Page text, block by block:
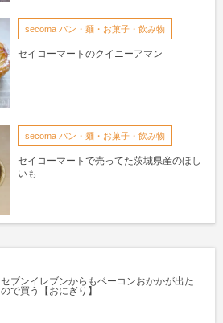
secoma パン・麺・お菓子・飲み物
セイコーマートのクイニーアマン
secoma パン・麺・お菓子・飲み物
セイコーマートで売ってた茨城県産のほし
いも
セブンイレブンからもベーコンおかかが出た
ので買う【おにぎり】